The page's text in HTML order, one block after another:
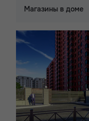
Магазины в доме